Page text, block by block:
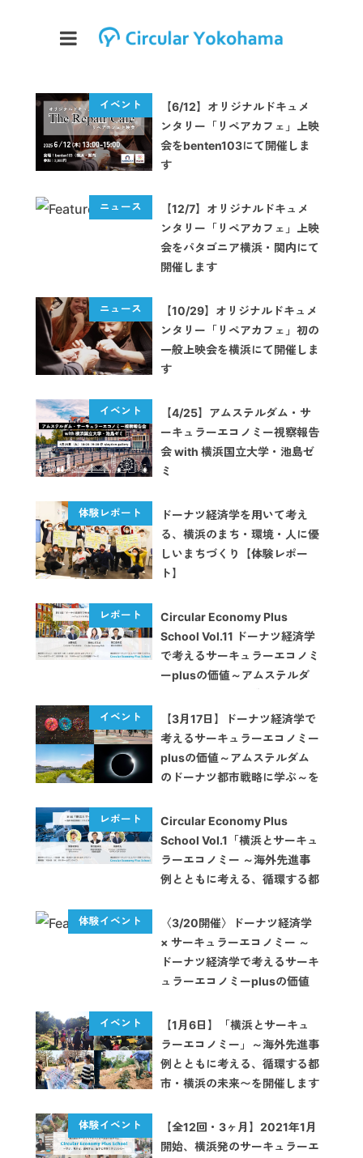
【6/12】オリジナルドキュメ
ンタリー「リペアカフェ」上映
会をbenten103にて開催しま
す
【12/7】オリジナルドキュメ
ンタリー「リペアカフェ」上映
会をパタゴニア横浜・関内にて
開催します
【10/29】オリジナルドキュメ
ンタリー「リペアカフェ」初の
一般上映会を横浜にて開催しま
す
【4/25】アムステルダム・サ
ーキュラーエコノミー視察報告
会 with 横浜国立大学・池島ゼ
ミ
ドーナツ経済学を用いて考え
る、横浜のまち・環境・人に優
しいまちづくり【体験レポー
ト】
Circular Economy Plus
School Vol.11 ドーナツ経済学
で考えるサーキュラーエコノミ
ーplusの価値～アムステルダ
【イベントレポート】
【3月17日】ドーナツ経済学で
考えるサーキュラーエコノミー
plusの価値～アムステルダム
のドーナツ都市戦略に学ぶ～を
Circular Economy Plus
School Vol.1「横浜とサーキュ
ラーエコノミー ～海外先進事
例とともに考える、循環する都
レポート】
〈3/20開催〉ドーナツ経済学
× サーキュラーエコノミー ～
ドーナツ経済学で考えるサーキ
ュラーエコノミーplusの価値
【1月6日】「横浜とサーキュ
ラーエコノミー」～海外先進事
例とともに考える、循環する都
市・横浜の未来〜を開催します
【全12回・3ヶ月】2021年1月
開始、横浜発のサーキュラーエ